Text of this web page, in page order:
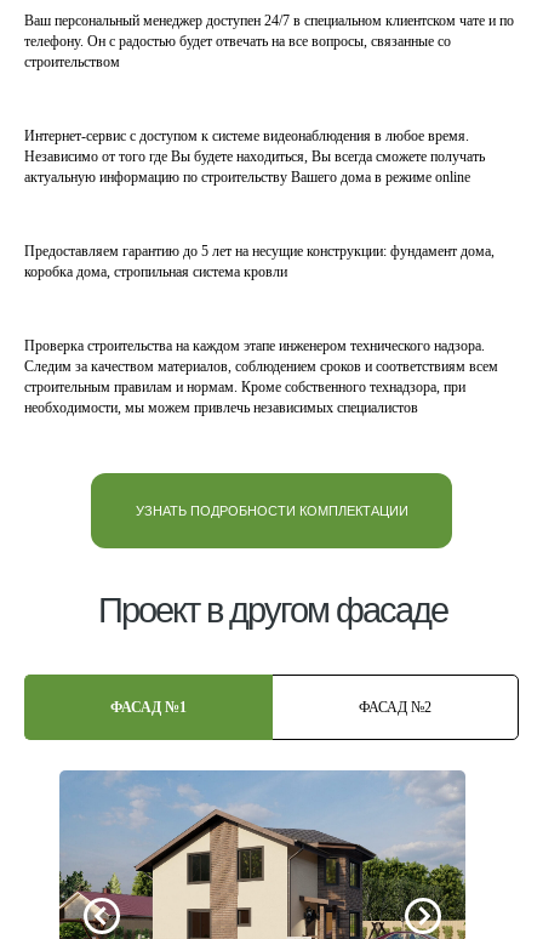
Ваш персональный менеджер доступен 24/7 в специальном клиентском чате и по
телефону. Он с радостью будет отвечать на все вопросы, связанные со
строительством
Интернет-сервис с доступом к системе видеонаблюдения в любое время.
Независимо от того где Вы будете находиться, Вы всегда сможете получать
актуальную информацию по строительству Вашего дома в режиме online
Предоставляем гарантию до 5 лет на несущие конструкции: фундамент дома,
коробка дома, стропильная система кровли
Проверка строительства на каждом этапе инженером технического надзора.
Следим за качеством материалов, соблюдением сроков и соответствиям всем
строительным правилам и нормам. Кроме собственного технадзора, при
необходимости, мы можем привлечь независимых специалистов
УЗНАТЬ ПОДРОБНОСТИ КОМПЛЕКТАЦИИ
Проект в другом фасаде
ФАСАД №1 ФАСАД №2